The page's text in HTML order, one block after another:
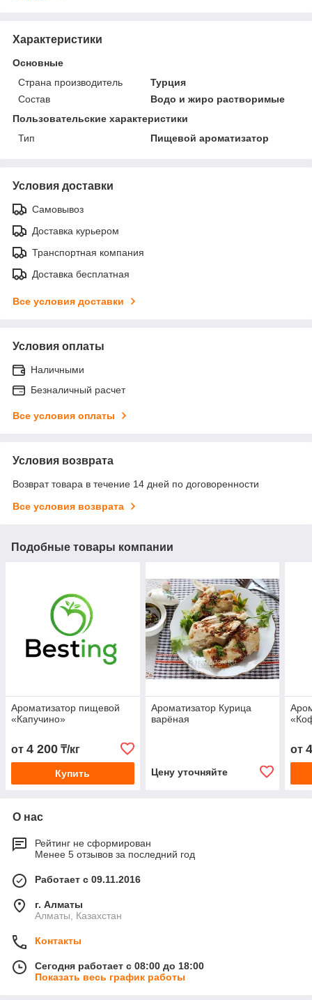
Характеристики
Основные
Страна производитель
Турция
Состав
Водо и жиро растворимые
Пользовательские характеристики
Тип
Пищевой ароматизатор
Условия доставки
Самовывоз
Доставка курьером
Транспортная компания
Доставка бесплатная
Все условия доставки
Условия оплаты
Наличными
Безналичный расчет
Все условия оплаты
Условия возврата
Возврат товара в течение 14 дней по договоренности
Все условия возврата
Подобные товары компании
Ароматизатор пищевой
«Капучино»
от 4 200 ₸/кг
Купить
Ароматизатор Курица
варёная
Цену уточняйте
от
О нас
Рейтинг не сформирован
Менее 5 отзывов за последний год
Работает с 09.11.2016
г. Алматы
Алматы, Казахстан
Контакты
Сегодня работает с 08:00 до 18:00
Показать весь график работы